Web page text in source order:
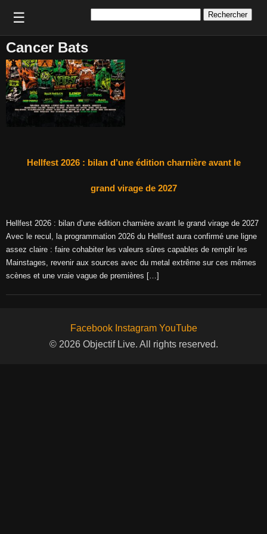
☰
Cancer Bats
Hellfest 2026 : bilan d’une édition charnière avant le
grand virage de 2027
Hellfest 2026 : bilan d’une édition charnière avant le grand virage de 2027
Avec le recul, la programmation 2026 du Hellfest aura confirmé une ligne
assez claire : faire cohabiter les valeurs sûres capables de remplir les
Mainstages, revenir aux sources avec du metal extrême sur ces mêmes
scènes et une vraie vague de premières […]
Facebook Instagram YouTube
© 2026 Objectif Live. All rights reserved.